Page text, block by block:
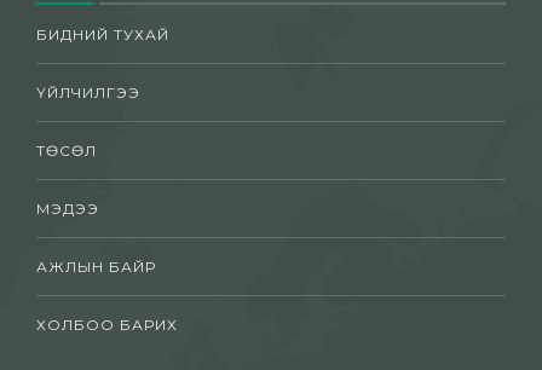
БИДНИЙ ТУХАЙ
ҮЙЛЧИЛГЭЭ
ТӨСӨЛ
МЭДЭЭ
АЖЛЫН БАЙР
ХОЛБОО БАРИХ